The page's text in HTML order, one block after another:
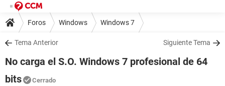
Foros Windows Windows 7
Tema Anterior Siguiente Tema
No carga el S.O. Windows 7 profesional de 64
bits
Cerrado